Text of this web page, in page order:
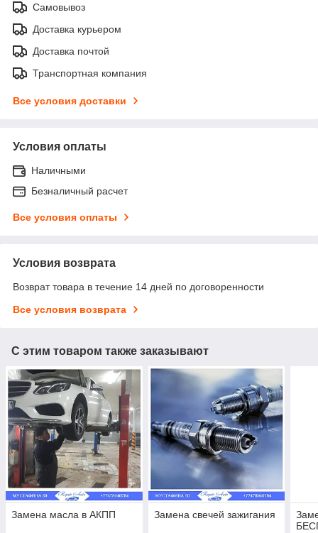
Самовывоз
Доставка курьером
Доставка почтой
Транспортная компания
Все условия доставки
Условия оплаты
Наличными
Безналичный расчет
Все условия оплаты
Условия возврата
Возврат товара в течение 14 дней по договоренности
Все условия возврата
С этим товаром также заказывают
Замена масла в АКПП Замена свечей зажигания